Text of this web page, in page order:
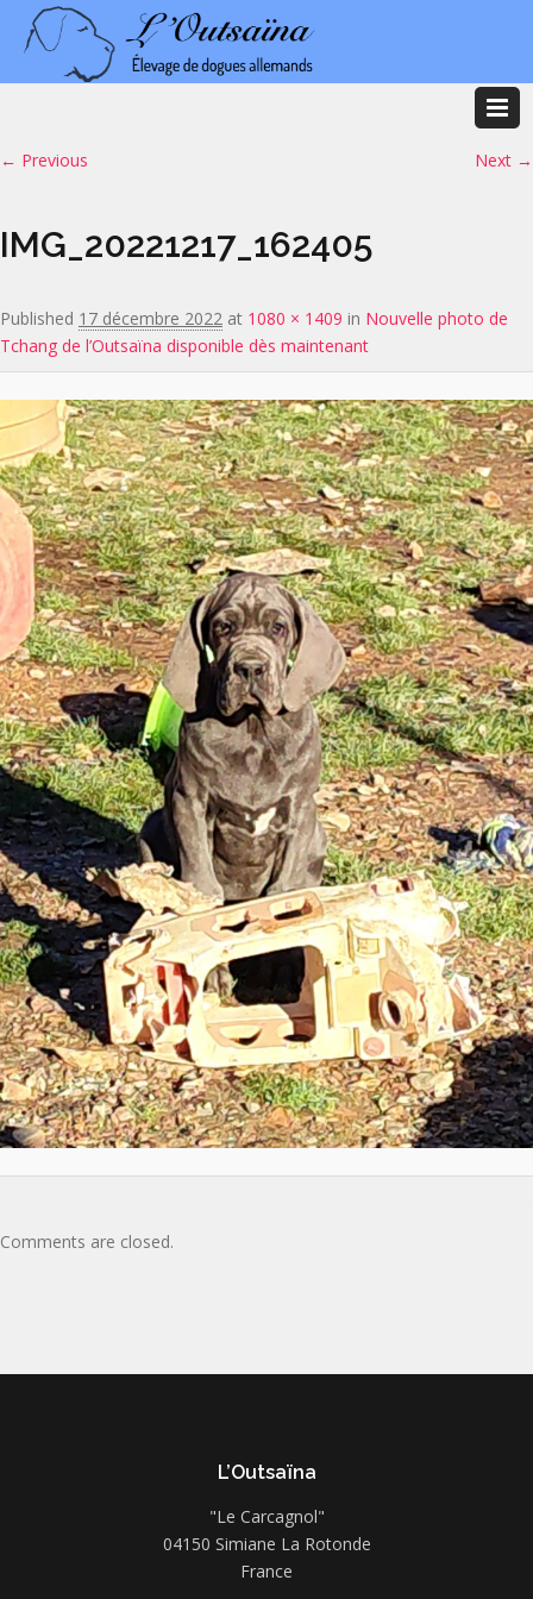
Image navigation
← Previous Next →
IMG_20221217_162405
Published 17 décembre 2022 at 1080 × 1409 in Nouvelle photo de
Tchang de l’Outsaïna disponible dès maintenant
Comments are closed.
L’Outsaïna
"Le Carcagnol"
04150 Simiane La Rotonde
France